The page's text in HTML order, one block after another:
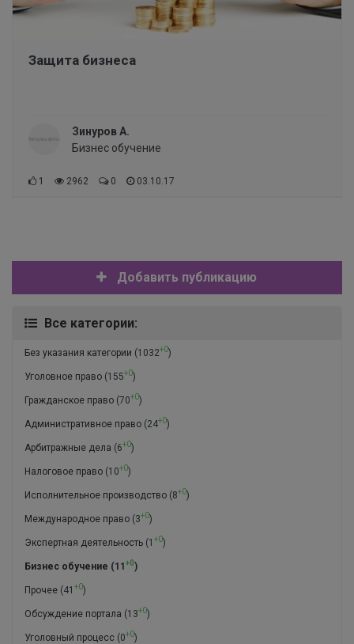
Защита бизнеса
Зинуров А.
Бизнес обучение
1 2962 0 03.10.17
Добавить публикацию
Все категории:
Без указания категории (1032+0)
Уголовное право (155+0)
Гражданское право (70+0)
Административное право (24+0)
Арбитражные дела (6+0)
Налоговое право (10+0)
Исполнительное производство (8+0)
Международное право (3+0)
Экспертная деятельность (1 +0)
Бизнес обучение (11 +0)
Прочее (41 +0)
Обсуждение портала (13+0)
Уголовный процесс (0+0)